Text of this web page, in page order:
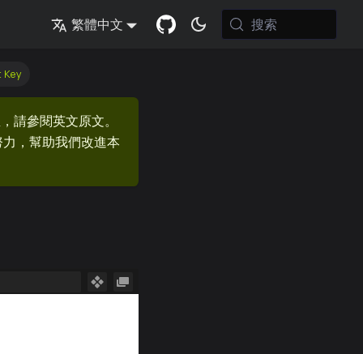
繁體中文 搜索
請參閱英文原文。
，幫助我們改進本